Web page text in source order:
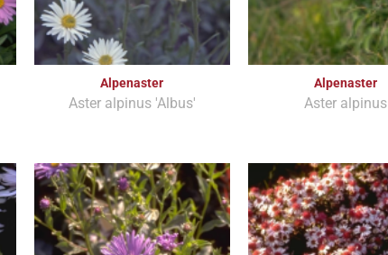
Alpenaster
Aster alpinus 'Albus'
Alpenaster
Aster alpinus